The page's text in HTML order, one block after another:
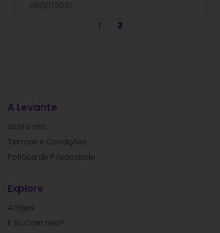
2
A Levante
Sobre nós
Termos e Condições
Política de Privacidade
Explore
Artigos
E Eu Com Isso?